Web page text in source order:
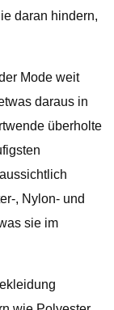
daran hindern,
Mode weit
daraus in
überholte
, Nylon- und
sie im